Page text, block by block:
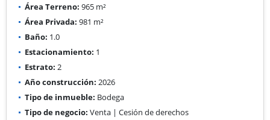
Área Terreno: 965 m²
Área Privada: 981 m²
Baño: 1.0
Estacionamiento: 1
Estrato: 2
Año construcción: 2026
Tipo de inmueble: Bodega
Tipo de negocio: Venta | Cesión de derechos